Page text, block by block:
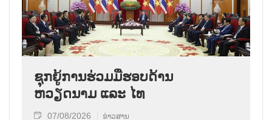
ຊຸກຍູ້ການຮ່ວມມືຮອບດ້ານ
ຫວຽດນາມ ແລະ ໄທ
07/08/2026 ຂ່າວສານ